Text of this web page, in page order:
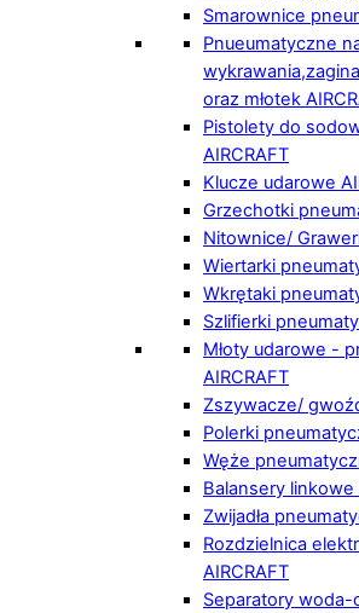
Smarownice
Pnueumatyczne
oraz młotek
Pistolety do
AIRCRAFT
Klucze udarowe
Grzechotki
Nitownice/
Wiertarki
Wkrętaki
Szlifierki
Młoty udarowe -
AIRCRAFT
Zszywacze/
Polerki
Węże
Balansery linkowe
Zwijadła
Rozdzielnica
AIRCRAFT
Separatory woda-